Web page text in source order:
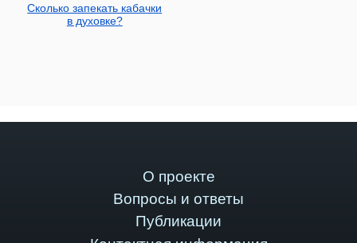
Сколько запекать кабачки
в духовке?
О проекте
Вопросы и ответы
Публикации